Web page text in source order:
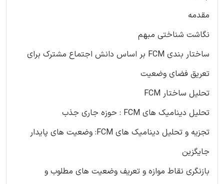
مقدمه
نگاشت شناختی مبهم
ساختار بندی FCM بر اساس دانش اجتماع مشترک برای
تعریق فضای وضعیت
تحلیل ساختار FCM
تحلیل دینامیک های FCM : حوزه جاری جذب
تجزیه و تحلیل دینامیک های FCM: وضعیت های پایدار
جایگزین
بازنگری نقاط موازه و تعریف وضعیت های مطلوب و